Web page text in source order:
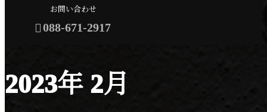
お問い合わせ
088-671-2917
メールフォーム
2023年 2月